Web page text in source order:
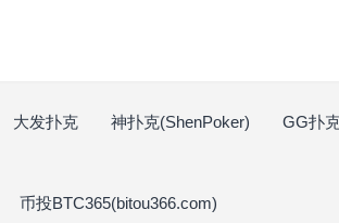
大发扑克 神扑克(ShenPoker) GG扑
币投BTC365(bitou366.com)